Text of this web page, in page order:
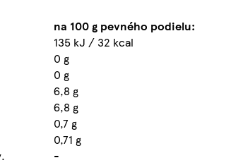
na 100 g pevného podielu:
135 kJ / 32 kcal
0 g
0 g
6,8 g
6,8 g
0,7 g
0,71 g
-